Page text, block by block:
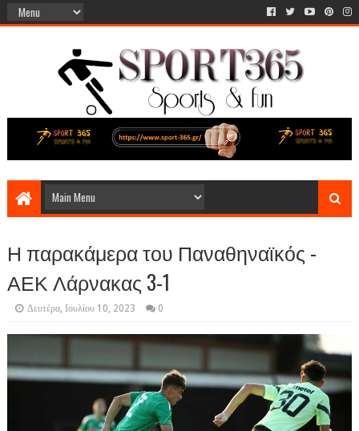
Η παρακάμερα του Παναθηναϊκός -
ΑΕΚ Λάρνακας 3-1
Δευτέρα, Ιουλίου 10, 2023 0